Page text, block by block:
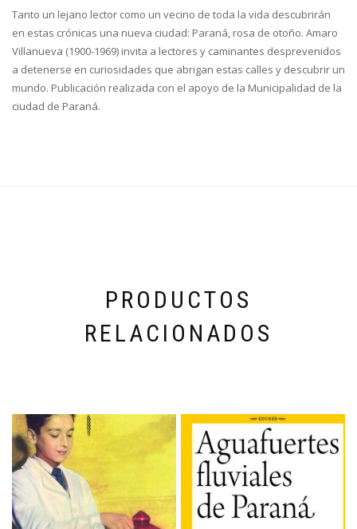
Tanto un lejano lector como un vecino de toda la vida descubrirán
en estas crónicas una nueva ciudad: Paraná, rosa de otoño. Amaro
Villanueva (1900-1969) invita a lectores y caminantes desprevenidos
a detenerse en curiosidades que abrigan estas calles y descubrir un
mundo. Publicación realizada con el apoyo de la Municipalidad de la
ciudad de Paraná.
PRODUCTOS
RELACIONADOS